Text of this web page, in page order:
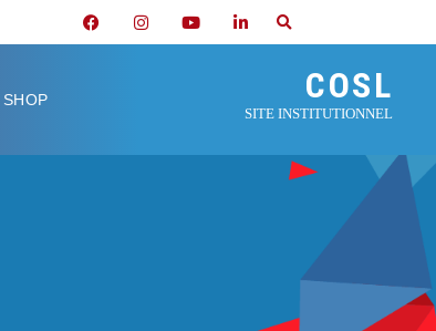
SHOP COSL
SITE INSTITUTIONNEL